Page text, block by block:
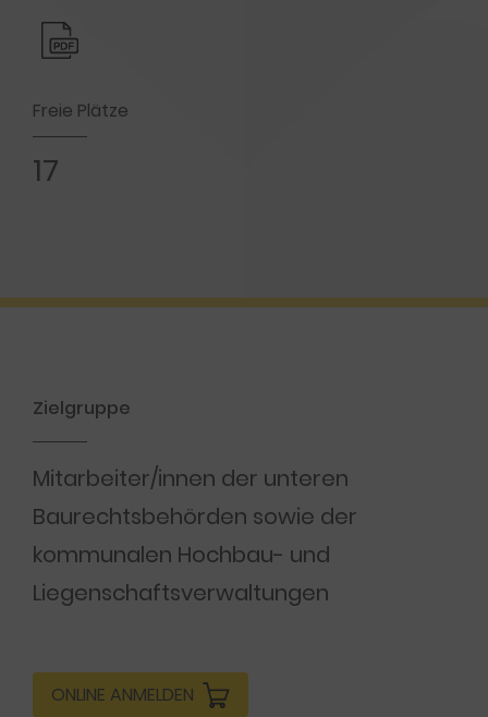
Freie Plätze
17
Zielgruppe
Mitarbeiter/innen der unteren
Baurechtsbehörden sowie der
kommunalen Hochbau- und
Liegenschaftsverwaltungen
ONLINE ANMELDEN